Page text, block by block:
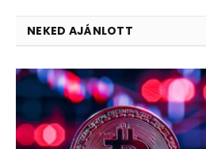
NEKED AJÁNLOTT